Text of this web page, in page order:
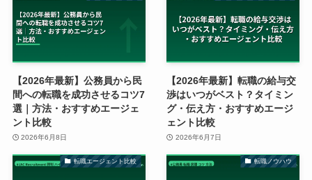
【2026年最新】公務員から民
間への転職を成功させるコツ7
選｜方法・おすすめエージェ
ント比較
2026年6月8日
【2026年最新】転職の給与交
渉はいつがベスト？タイミン
グ・伝え方・おすすめエージ
ェント比較
2026年6月7日
転職エージェント比較 転職ノウハウ